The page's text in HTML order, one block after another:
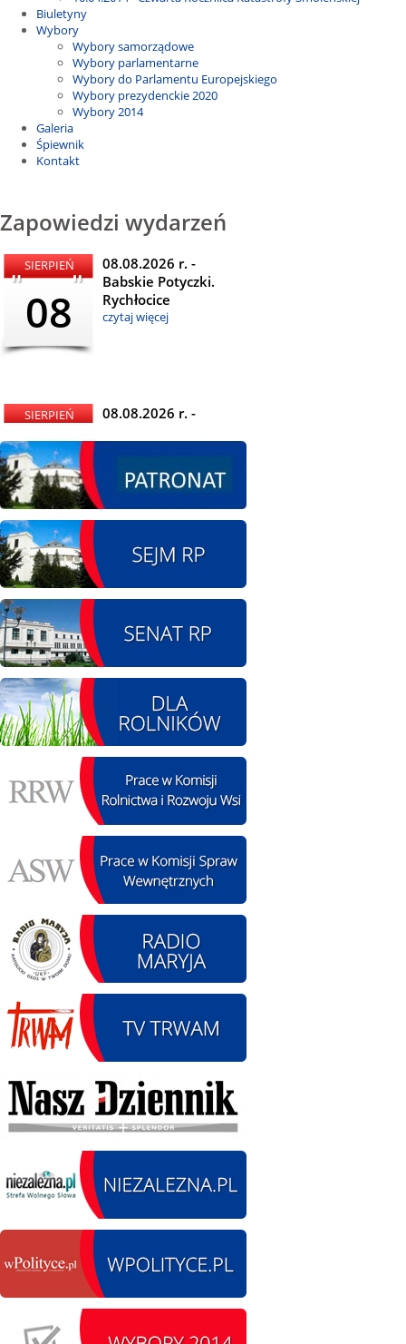
Biuletyny
Wybory
Wybory samorządowe
Wybory parlamentarne
Wybory do Parlamentu Europejskiego
Wybory prezydenckie 2020
Wybory 2014
Galeria
Śpiewnik
Kontakt
Zapowiedzi wydarzeń
SIERPIEŃ
08
08.08.2026 r. -
Babskie Potyczki.
Rychłocice
czytaj więcej
SIERPIEŃ
08
08.08.2026 r. -
SIERPIEŃ
08
08.08.2026 r. - Piknik
integracyjny. Krępa
60 u Sołtysa
SIERPIEŃ
09
09.08.2026 r. -
Jubileusz OSP. Żerniki
czytaj więcej
SIERPIEŃ
11
11.08.2026 r. -
Popisanie unowy z
firmą Boenig. Łódź
czytaj więcej
SIERPIEŃ
12
Oddanie drogi.
czytaj więcej
13
Pojazdów
zabytkowych. Wieluń
Ożarów
czytaj więcej
14.08.2026 r. - Dzień